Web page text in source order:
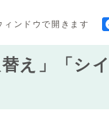
ィンドウで開きます
え」「シ